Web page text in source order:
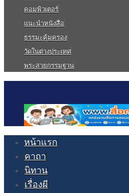
คอมพิวเตอร์
แนะนำหนังสือ
ธรรมะคุ้มครอง
วัดในต่างประเทศ
พระสายกรรมฐาน
หน้าแรก
คาถา
นิทาน
เรื่องผี